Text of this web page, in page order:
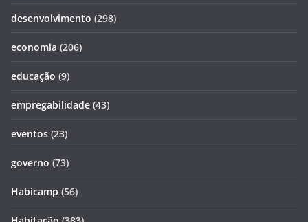
desenvolvimento (298)
economia (206)
educação (9)
empregabilidade (43)
eventos (23)
governo (73)
Habicamp (56)